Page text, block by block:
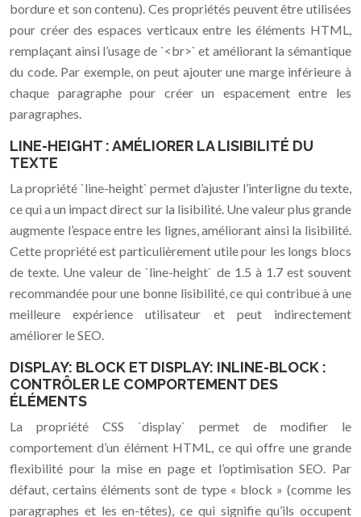
bordure et son contenu). Ces propriétés peuvent être utilisées
pour créer des espaces verticaux entre les éléments HTML,
remplaçant ainsi l’usage de `<br>` et améliorant la sémantique
du code. Par exemple, on peut ajouter une marge inférieure à
chaque paragraphe pour créer un espacement entre les
paragraphes.
LINE-HEIGHT : AMÉLIORER LA LISIBILITÉ DU
TEXTE
La propriété `line-height` permet d’ajuster l’interligne du texte,
ce qui a un impact direct sur la lisibilité. Une valeur plus grande
augmente l’espace entre les lignes, améliorant ainsi la lisibilité.
Cette propriété est particulièrement utile pour les longs blocs
de texte. Une valeur de `line-height` de 1.5 à 1.7 est souvent
recommandée pour une bonne lisibilité, ce qui contribue à une
meilleure expérience utilisateur et peut indirectement
améliorer le SEO.
DISPLAY: BLOCK ET DISPLAY: INLINE-BLOCK :
CONTRÔLER LE COMPORTEMENT DES
ÉLÉMENTS
La propriété CSS `display` permet de modifier le
comportement d’un élément HTML, ce qui offre une grande
flexibilité pour la mise en page et l’optimisation SEO. Par
défaut, certains éléments sont de type « block » (comme les
paragraphes et les en-têtes), ce qui signifie qu’ils occupent